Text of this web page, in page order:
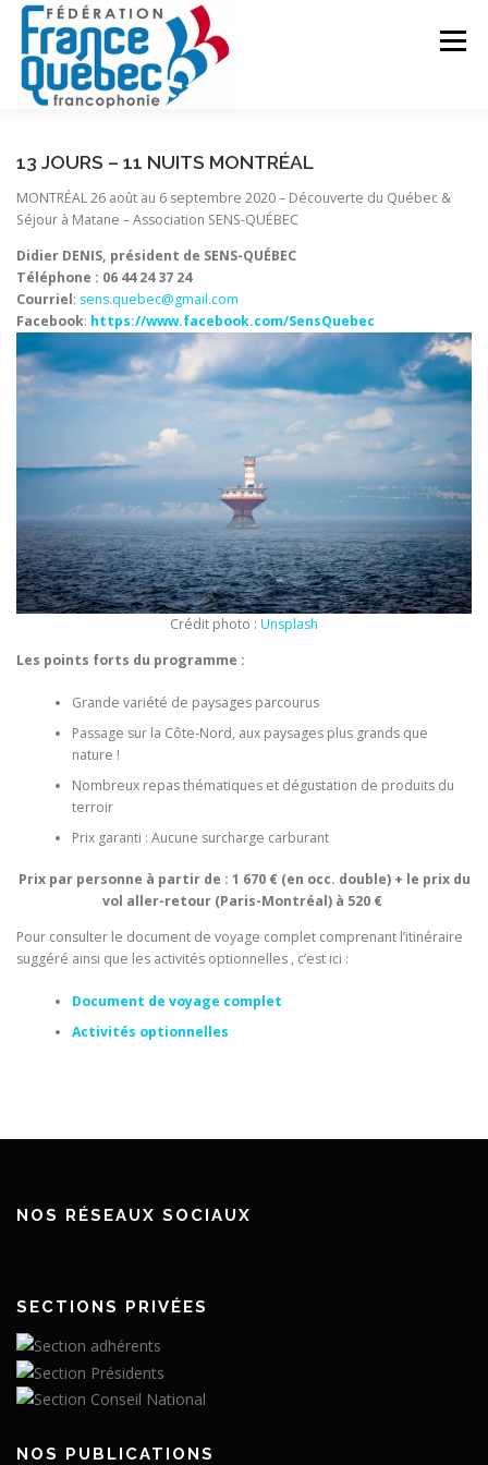
Aller
contenu
Menu
CONGRÈS COMMUN
INTRANET
13 JOURS – 11 NUITS MONTRÉAL
MONTRÉAL 26 août au 6 septembre 2020 – Découverte du Québec &
Séjour à Matane – Association SENS-QUÉBEC
Didier DENIS, président de SENS-QUÉBEC
Téléphone : ‭06 44 24 37 24‬
Courriel: sens.quebec@gmail.com
Facebook: https://www.facebook.com/SensQuebec
Crédit photo : Unsplash
Les points forts du programme :
Grande variété de paysages parcourus
Passage sur la Côte-Nord, aux paysages plus grands que
nature !
Nombreux repas thématiques et dégustation de produits du
terroir
Prix garanti : Aucune surcharge carburant
Prix par personne à partir de : 1 670 € (en occ. double) + le prix du
vol aller-retour (Paris-Montréal) à 520 €
Pour consulter le document de voyage complet comprenant l’itinéraire
suggéré ainsi que les activités optionnelles , c’est ici :
Document de voyage complet
Activités optionnelles
NOS RÉSEAUX SOCIAUX
SECTIONS PRIVÉES
NOS PUBLICATIONS